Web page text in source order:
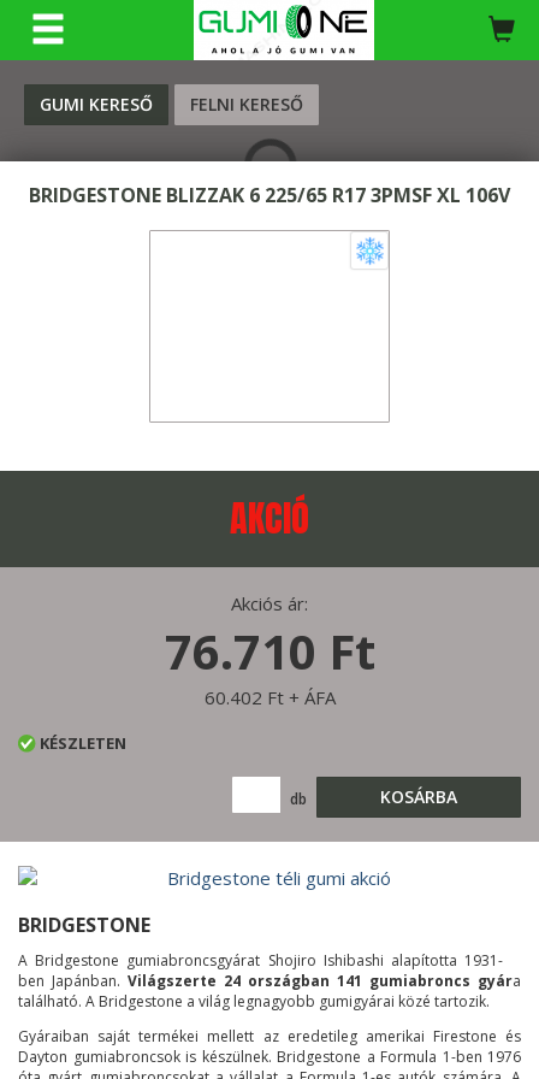
GUMI KERESŐ FELNI KERESŐ
KERESÉS
BRIDGESTONE BLIZZAK 6 225/65 R17 3PMSF XL 106V
AKCIÓ
Akciós ár:
76.710 Ft
60.402 Ft + ÁFA
KÉSZLETEN
db KOSÁRBA
BRIDGESTONE
A Bridgestone gumiabroncsgyárat Shojiro Ishibashi alapította 1931-
ben Japánban. Világszerte 24 országban 141 gumiabroncs gyára
található. A Bridgestone a világ legnagyobb gumigyárai közé tartozik.
Gyáraiban saját termékei mellett az eredetileg amerikai Firestone és
Dayton gumiabroncsok is készülnek. Bridgestone a Formula 1-ben 1976